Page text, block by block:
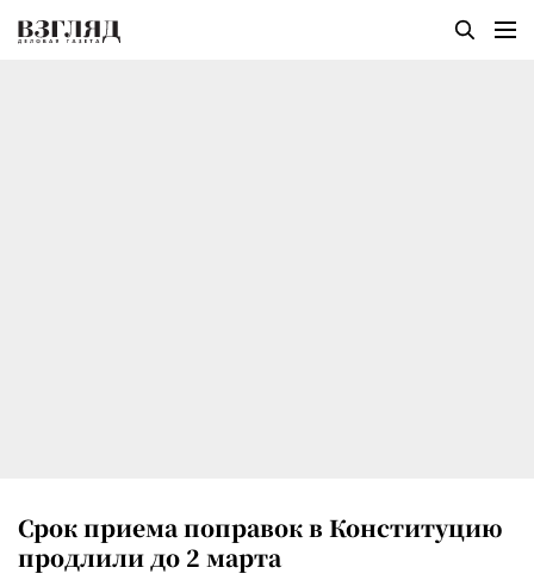
Срок приема поправок в Конституцию
продлили до 2 марта